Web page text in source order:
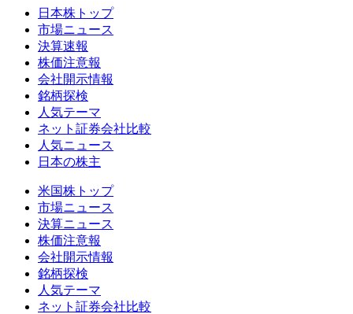
日本株トップ
市場ニュース
決算速報
株価注意報
会社開示情報
銘柄探検
人気テーマ
ネット証券会社比較
人気ニュース
日本の株主
米国株トップ
市場ニュース
決算ニュース
株価注意報
会社開示情報
銘柄探検
人気テーマ
ネット証券会社比較